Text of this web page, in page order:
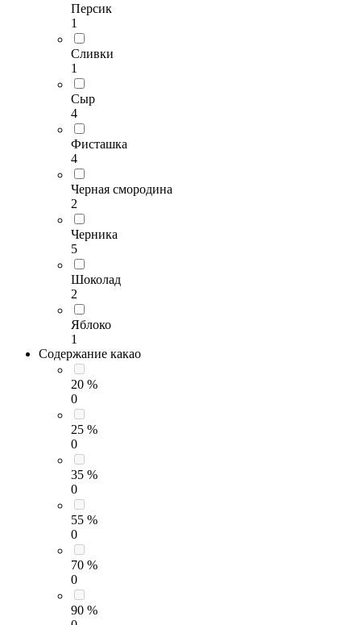
Персик
1
Сливки
1
Сыр
4
Фисташка
4
Черная смородина
2
Черника
5
Шоколад
2
Яблоко
1
Содержание какао
20 %
0
25 %
0
35 %
0
55 %
0
70 %
0
90 %